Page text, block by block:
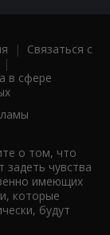
| Связаться с
|
в сфере
о том, что
чувства
имеющих
которые
будут